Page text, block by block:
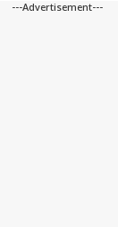
---Advertisement---